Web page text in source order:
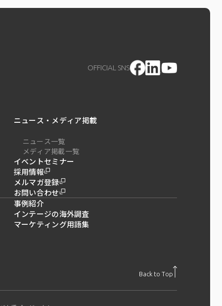
OFFICIAL SNS
ニュース・メディア掲載
ニュース一覧
メディア掲載一覧
イベントセミナー
採用情報
メルマガ登録
お問い合わせ
事例紹介
インテージの海外調査
マーケティング用語集
Back to Top